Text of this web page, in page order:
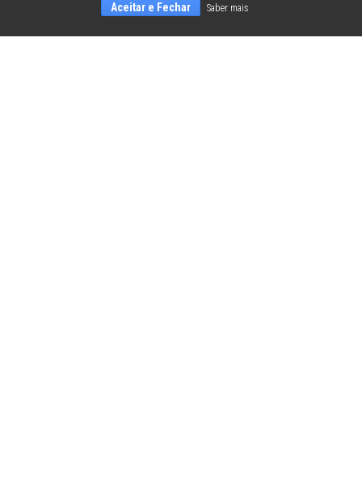
Aceitar e Fechar Saber mais